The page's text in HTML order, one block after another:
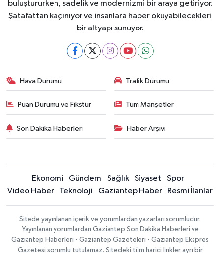
buluştururken, sadelik ve modernizmi bir araya getiriyor.
Şatafattan kaçınıyor ve insanlara haber okuyabilecekleri
bir altyapı sunuyor.
Hava Durumu Trafik Durumu
Puan Durumu ve Fikstür Tüm Manşetler
Son Dakika Haberleri Haber Arşivi
Ekonomi Gündem Sağlık Siyaset
Spor
Video Haber
Teknoloji Gaziantep Haber Resmi İlanlar
Sitede yayınlanan içerik ve yorumlardan yazarları sorumludur.
Yayınlanan yorumlardan Gaziantep Son Dakika Haberleri ve
Gaziantep Haberleri - Gaziantep Gazeteleri - Gaziantep Ekspres
Gazetesi sorumlu tutulamaz. Sitedeki tüm harici linkler ayrı bir